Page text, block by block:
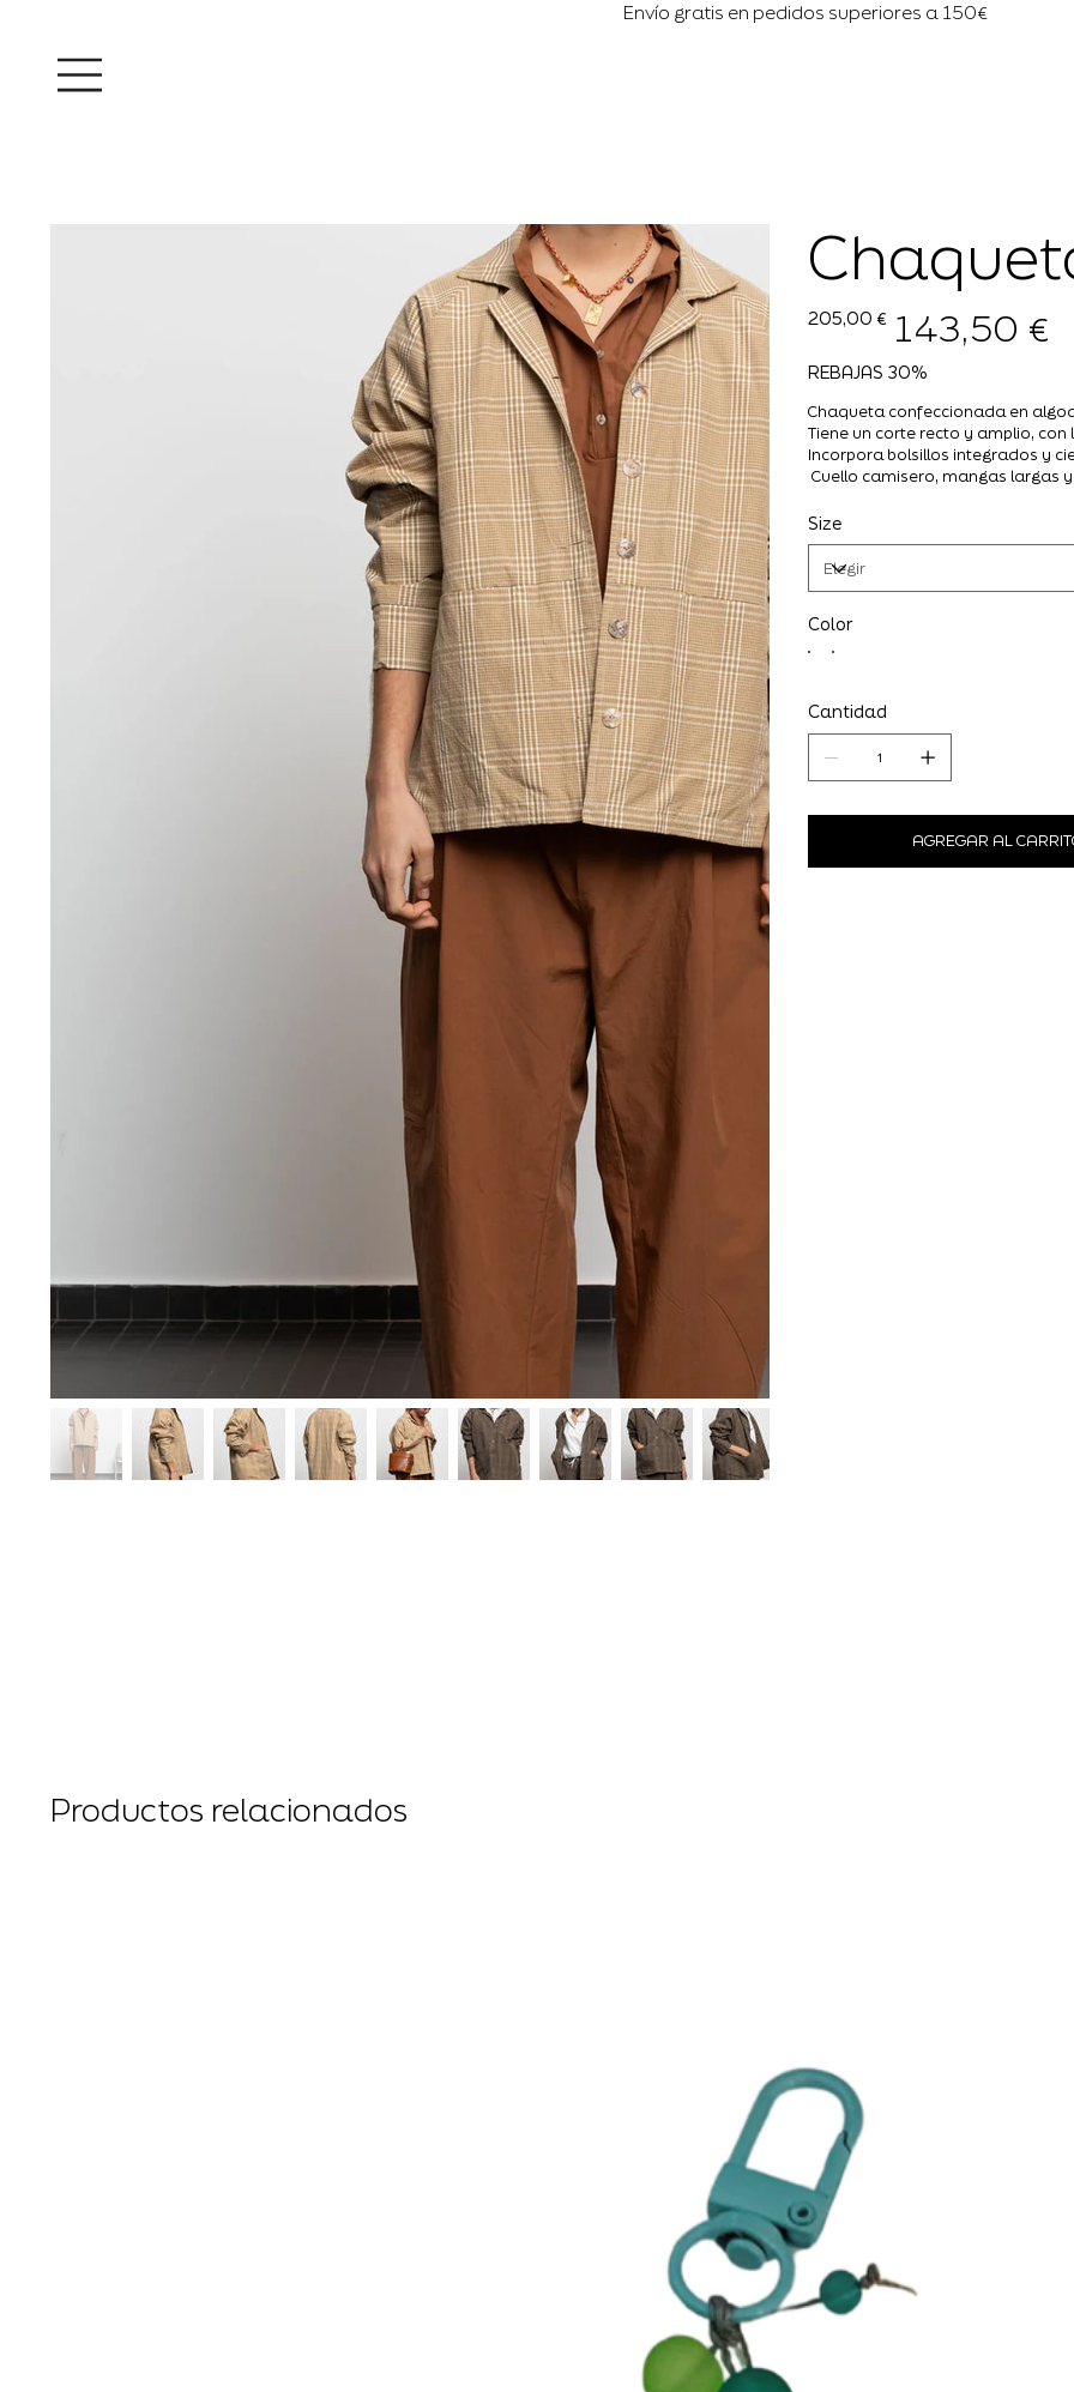
Envío gratis en pedidos superiores a 150€
Precio
original
205,00 €
de
oferta
143,50 €
REBAJAS 30%
Chaqueta confeccionada en
Tiene un corte recto y amplio,
Incorpora bolsillos integrados y
Cuello camisero, mangas largas
Size
Color
Cantidad
AGREGAR AL
Productos relacionados